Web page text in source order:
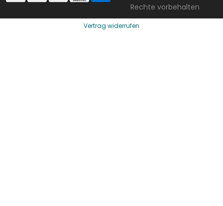
Rechte vorbehalten
Vertrag widerrufen